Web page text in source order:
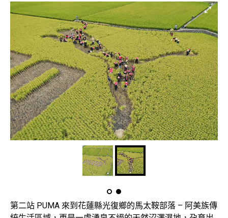
第二站 PUMA 來到花蓮縣光復鄉的馬太鞍部落 – 阿美族傳